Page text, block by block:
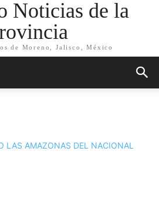
Noticias de la
de Moreno, Jalisco, México